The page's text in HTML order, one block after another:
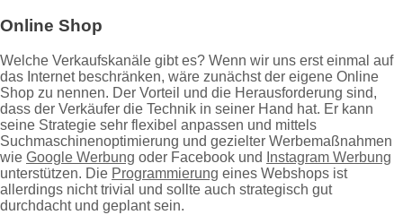
Online Shop
Welche Verkaufskanäle gibt es? Wenn wir uns erst einmal auf
das Internet beschränken, wäre zunächst der eigene Online
Shop zu nennen. Der Vorteil und die Herausforderung sind,
dass der Verkäufer die Technik in seiner Hand hat. Er kann
seine Strategie sehr flexibel anpassen und mittels
Suchmaschinenoptimierung und gezielter Werbemaßnahmen
wie Google Werbung oder Facebook und
Instagram Werbung
unterstützen. Die Programmierung eines Webshops ist
allerdings nicht trivial und sollte auch strategisch gut
durchdacht und geplant sein.